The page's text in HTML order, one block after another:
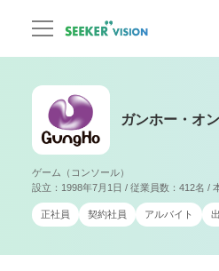
ガンホー・オ
ゲーム（コンソール）
設立：1998年7月1日 / 従業員数：412名 /
正社員 契約社員 アルバイト